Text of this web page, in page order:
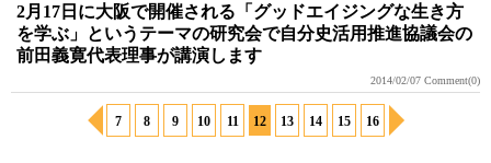
2月17日に大阪で開催される「グッドエイジングな生き方
を学ぶ」というテーマの研究会で自分史活用推進協議会の
前田義寛代表理事が講演します
2014/02/07 Comment(0)
7 8 9 10 11 12 13 14 15 16